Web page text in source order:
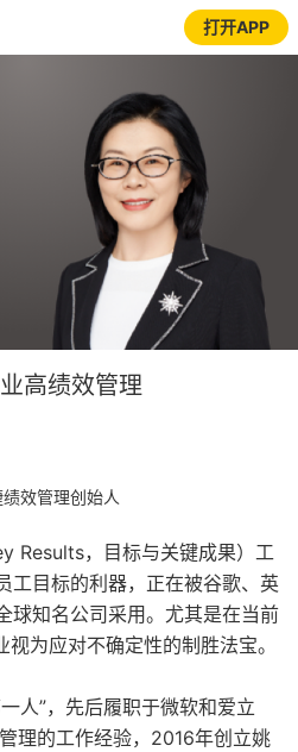
打开APP
高绩效管理
效管理创始人
Results，目标与关键成果）工
工目标的利器，正在被谷歌、英
球知名公司采用。尤其是在当前
为应对不确定性的制胜法宝。
人”，先后履职于微软和爱立
理的工作经验，2016年创立姚